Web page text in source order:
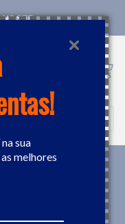
na sua
melhores
SITE